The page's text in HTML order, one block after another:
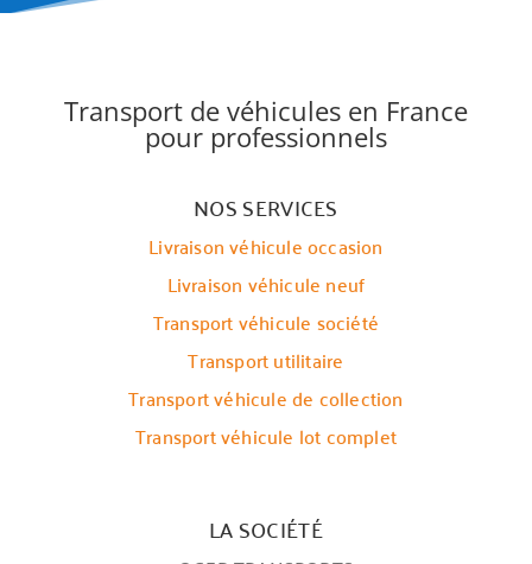
Transport de véhicules en France
pour professionnels
NOS SERVICES
Livraison véhicule occasion
Livraison véhicule neuf
Transport véhicule société
Transport utilitaire
Transport véhicule de collection
Transport véhicule lot complet
LA SOCIÉTÉ